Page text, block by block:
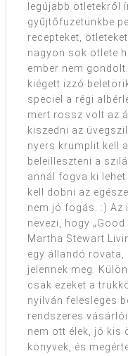
legújabb ötletekről
gyűjtőfüzetünkbe
recepteket,
nagyon sok ötlete
ember nem
kiégett izzó
speciel a régi
mert rossz volt az
kiszedni az
nyers krumplit kell
beleilleszteni a
annál fogva ki
kell dobni az
nem jó fogás. :) Az
nevezi, hogy
Martha Stewart
egy állandó
jelennek meg.
csak ezeket a
nyilván felesleges
rendszeres
nem ott élek, jó kis
könyvek, és